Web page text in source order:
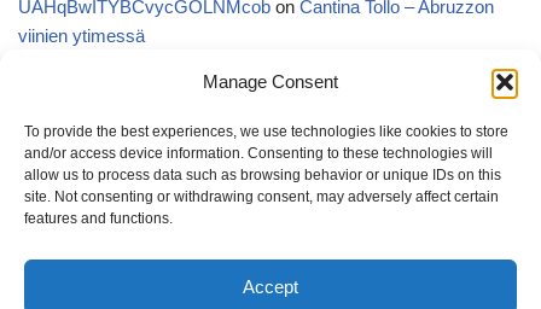
Manage Consent
To provide the best experiences, we use technologies like cookies to store
and/or access device information. Consenting to these technologies will
allow us to process data such as browsing behavior or unique IDs on this
site. Not consenting or withdrawing consent, may adversely affect certain
features and functions.
Accept
UAHqBwITYBCvycGOLNMcob on Cantina Tollo – Abruzzon
viinien ytimessä
EgVGGttRTxKfbqUaWNglbonCantina Tollo – Abruzzon viinien
AnonymousonKyläviini Riojasta – Ortega Ezquerro Vino de
Tudelilla Crianza 2018 (Alko 14,88 €)
CopatintoonKyläviini Riojasta – Ortega Ezquerro Vino de
Kyläviini Riojasta – Ortega Ezquerro